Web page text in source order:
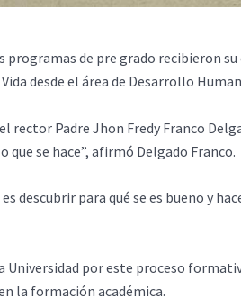
de pre grado recibieron
desde el área de Desarrollo
rector Padre Jhon Fredy Franco
que se hace”, afirmó Delgado Franco.
descubrir para qué se es bueno y
Universidad por este proceso
la formación académica.